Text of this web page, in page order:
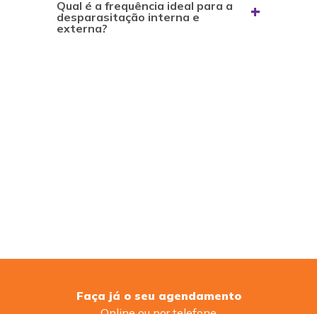
Qual é a frequência ideal para a
desparasitação interna e
externa?
Faça já o seu agendamento